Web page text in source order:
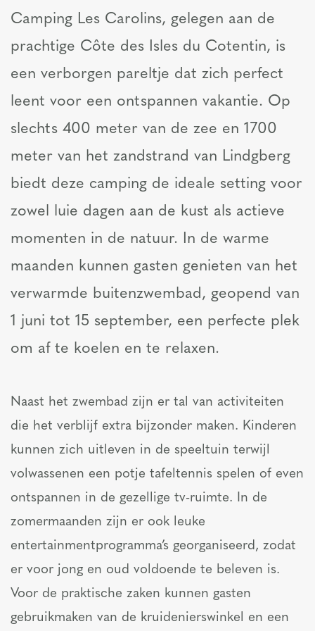
Camping Les Carolins, gelegen aan de
prachtige Côte des Isles du Cotentin, is
een verborgen pareltje dat zich perfect
leent voor een ontspannen vakantie. Op
slechts 400 meter van de zee en 1700
meter van het zandstrand van Lindgberg
biedt deze camping de ideale setting voor
zowel luie dagen aan de kust als actieve
momenten in de natuur. In de warme
maanden kunnen gasten genieten van het
verwarmde buitenzwembad, geopend van
1 juni tot 15 september, een perfecte plek
om af te koelen en te relaxen.
Naast het zwembad zijn er tal van activiteiten
die het verblijf extra bijzonder maken. Kinderen
kunnen zich uitleven in de speeltuin terwijl
volwassenen een potje tafeltennis spelen of even
ontspannen in de gezellige tv-ruimte. In de
zomermaanden zijn er ook leuke
entertainmentprogramma’s georganiseerd, zodat
er voor jong en oud voldoende te beleven is.
Voor de praktische zaken kunnen gasten
gebruikmaken van de kruidenierswinkel en een